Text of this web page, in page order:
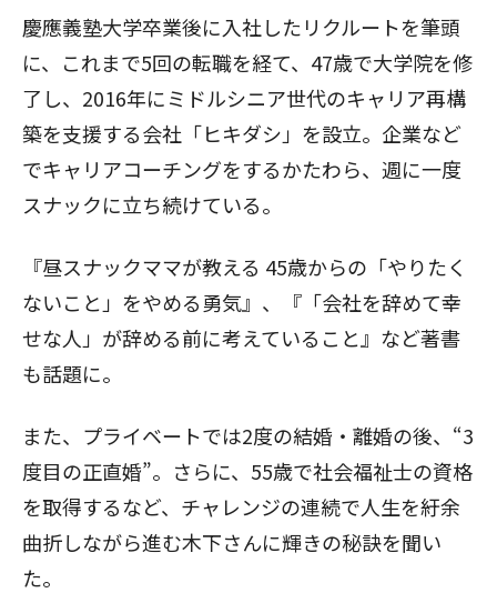
慶應義塾大学卒業後に入社したリクルートを筆頭
に、これまで5回の転職を経て、47歳で大学院を修
了し、2016年にミドルシニア世代のキャリア再構
築を支援する会社「ヒキダシ」を設立。企業など
でキャリアコーチングをするかたわら、週に一度
スナックに立ち続けている。
『昼スナックママが教える 45歳からの「やりたく
ないこと」をやめる勇気』、『「会社を辞めて幸
せな人」が辞める前に考えていること』など著書
も話題に。
また、プライベートでは2度の結婚・離婚の後、“3
度目の正直婚”。さらに、55歳で社会福祉士の資格
を取得するなど、チャレンジの連続で人生を紆余
曲折しながら進む木下さんに輝きの秘訣を聞い
た。